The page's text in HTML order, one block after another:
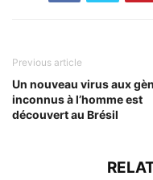
Previous article
Un nouveau virus aux
inconnus à l’homme est
découvert au Brésil